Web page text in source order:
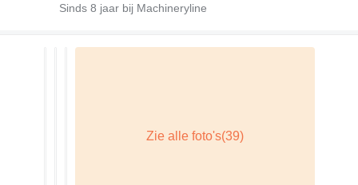
Sinds 8 jaar bij Machineryline